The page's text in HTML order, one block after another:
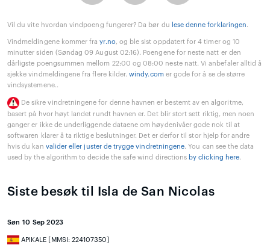
Vil du vite hvordan vindpoeng fungerer? Da bør du lese denne forklaringen.
Vindmeldingene kommer frayr.no, og ble sist oppdatert for 4 timer og 10
minutter siden (Søndag 09 August 02:16). Poengene for neste natt er den
dårligste poengsummen mellom 22:00 og 08:00 neste natt. Vi anbefaler alltid å
sjekke vindmeldingene fra flere kilder.windy.comer gode for å se de større
vindsystemene..
De sikre vindretningene for denne havnen er bestemt av en algoritme,
basert på hvor høyt landet rundt havnen er. Det blir stort sett riktig, men noen
ganger er ikke de underliggende dataene om høydenivåer gode nok til at
softwaren klarer å ta riktige beslutninger. Det er derfor til stor hjelp for andre
hvis du kan valider eller juster de trygge vindretningene. You can see the data
used by the algorithm to decide the safe wind directions by clicking here.
Siste besøk til Isla de San Nicolas
Søn 10 Sep 2023
APIKALE [MMSI: 224107350]